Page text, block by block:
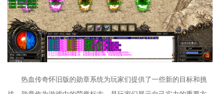
热血传奇怀旧版的勋章系统为玩家们提供了一些新的目标和挑